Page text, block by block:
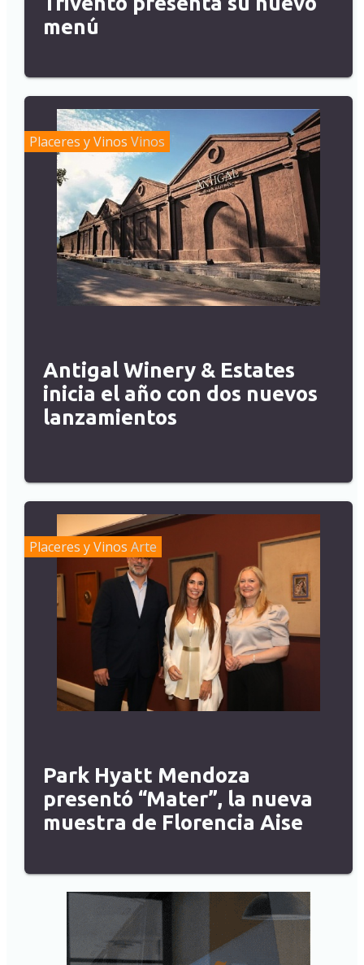
menú
Placeres y Vinos Vinos
Antigal Winery & Estates
inicia el año con dos nuevos
lanzamientos
Placeres y Vinos Arte
Park Hyatt Mendoza
presentó “Mater”, la nueva
muestra de Florencia Aise